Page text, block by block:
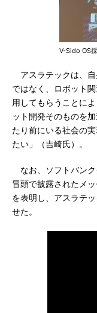
V-Sido OS
アスラテックは、自
ではなく、ロボット
用してもらうことに
ット開発そのものを
たり前にいる社会の
たい」（吉崎氏）。
なお、ソフトバンク
冒頭で披露されたメ
を表明し、アスラテ
せた。